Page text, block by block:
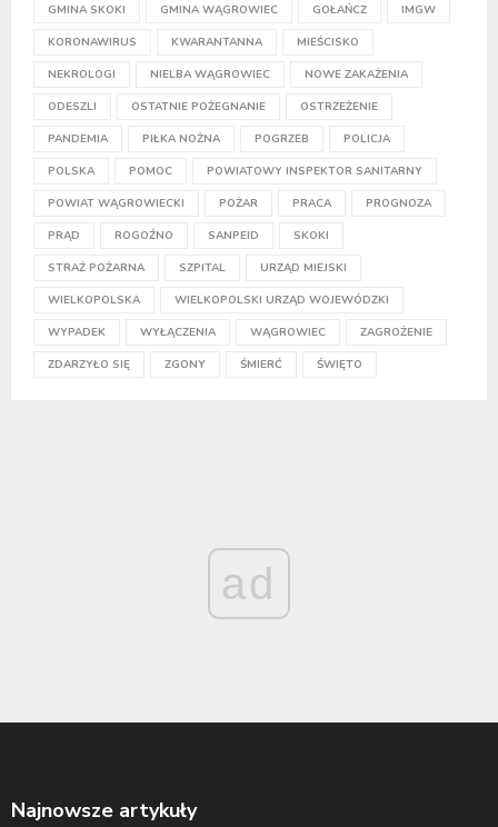
GMINA SKOKI GMINA WĄGROWIEC GOŁAŃCZ IMGW
KORONAWIRUS KWARANTANNA MIEŚCISKO
NEKROLOGI NIELBA WĄGROWIEC NOWE ZAKAŻENIA
ODESZLI OSTATNIE POŻEGNANIE OSTRZEŻENIE
PANDEMIA PIŁKA NOŻNA POGRZEB POLICJA
POLSKA POMOC POWIATOWY INSPEKTOR SANITARNY
POWIAT WĄGROWIECKI POŻAR PRACA PROGNOZA
PRĄD ROGOŹNO SANPEID SKOKI
STRAŻ POŻARNA SZPITAL URZĄD MIEJSKI
WIELKOPOLSKA WIELKOPOLSKI URZĄD WOJEWÓDZKI
WYPADEK WYŁĄCZENIA WĄGROWIEC ZAGROŻENIE
ZDARZYŁO SIĘ ZGONY ŚMIERĆ ŚWIĘTO
ad
Najnowsze artykuły